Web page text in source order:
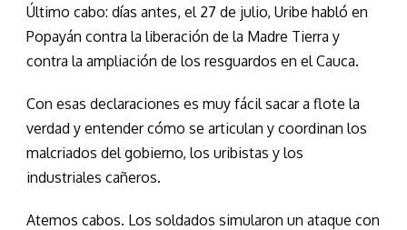
Último cabo: días antes, el 27 de julio, Uribe habló en
Popayán contra la liberación de la Madre Tierra y
contra la ampliación de los resguardos en el Cauca.
Con esas declaraciones es muy fácil sacar a flote la
verdad y entender cómo se articulan y coordinan los
malcriados del gobierno, los uribistas y los
industriales cañeros.
Atemos cabos. Los soldados simularon un ataque con